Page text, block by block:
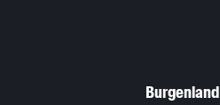
Burgenland